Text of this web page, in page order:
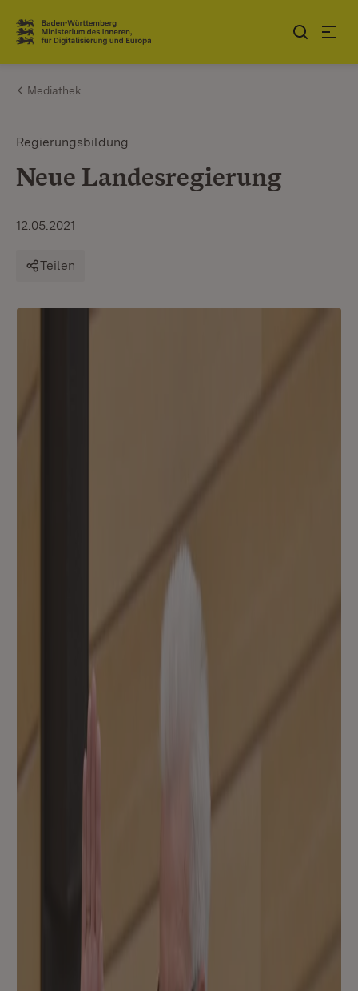
Zum Inhalt springen
Link zur Startseite
Mediathek
Regierungsbildung
Neue Landesregierung
12.05.2021
Teilen